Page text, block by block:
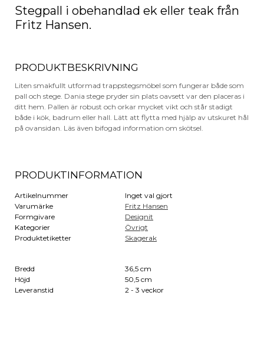
Stegpall i obehandlad ek eller teak från
Fritz Hansen.
PRODUKTBESKRIVNING
Liten smakfullt utformad trappstegsmöbel som fungerar både som
pall och stege. Dania stege pryder sin plats oavsett var den placeras i
ditt hem. Pallen är robust och orkar mycket vikt och står stadigt
både i kök, badrum eller hall. Lätt att flytta med hjälp av utskuret hål
på ovansidan. Läs även bifogad information om skötsel.
PRODUKTINFORMATION
Artikelnummer
Inget val gjort
Varumärke
Fritz Hansen
Formgivare
Designit
Kategorier
Övrigt
Produktetiketter
Skagerak
Bredd
36,5 cm
Höjd
50,5 cm
Leveranstid
2 - 3 veckor